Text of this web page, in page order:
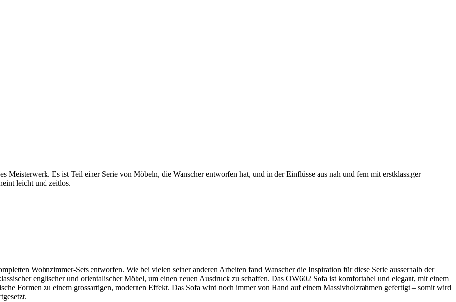
Meisterwerk. Es ist Teil einer Serie von Möbeln, die Wanscher entworfen hat, und in der Einflüsse aus nah und fern mit erstklassiger
leicht und zeitlos.
Wohnzimmer-Sets entworfen. Wie bei vielen seiner anderen Arbeiten fand Wanscher die Inspiration für diese Serie ausserhalb der
englischer und orientalischer Möbel, um einen neuen Ausdruck zu schaffen. Das OW602 Sofa ist komfortabel und elegant, mit einem
Formen zu einem grossartigen, modernen Effekt. Das Sofa wird noch immer von Hand auf einem Massivholzrahmen gefertigt – somit wird